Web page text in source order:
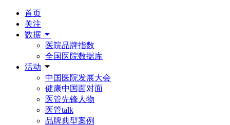
首页
关注
数据
医院品牌指数
全国医院数据库
活动
中国医院发展大会
健康中国面对面
医管先锋人物
医管talk
品牌典型案例